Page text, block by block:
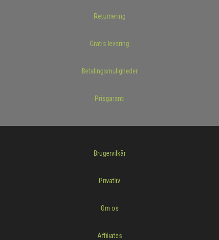
Returnering
Gratis levering
Betalingsmuligheder
Prisgaranti
Brugervilkår
Privatliv
Om os
Affiliates